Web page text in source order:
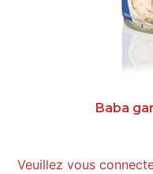
Baba
Veuillez vous